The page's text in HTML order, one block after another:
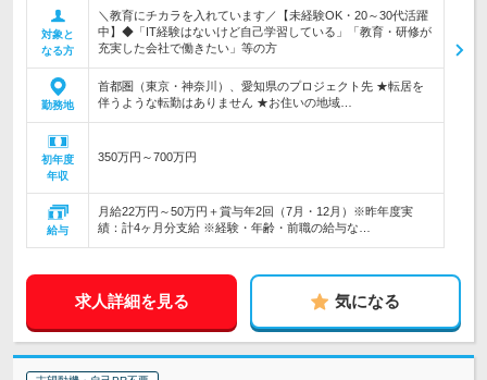
対象と
なる方
＼教育にチカラを入れています／【未経験OK・20～30代活躍
中】◆「IT経験はないけど自己学習している」「教育・研修が
充実した会社で働きたい」等の方
勤務地
首都圏（東京・神奈川）、愛知県のプロジェクト先 ★転居を
伴うような転勤はありません ★お住いの地域…
初年度
年収
350万円～700万円
給与
月給22万円～50万円＋賞与年2回（7月・12月）※昨年度実
績：計4ヶ月分支給 ※経験・年齢・前職の給与な…
求人詳細を見る 気になる